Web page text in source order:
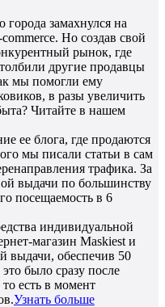
замахнулся на
Но создав свой
рынок, где
другие продавцы
мы помогли ему
в разы увеличить
Читайте в нашем
ее блога, где продаются
мы писали статьи в сам
трафика. За
выдачи по большинству
посещаемость в 6
индивидуальной
магазин Maskiest и
выдачи, обеспечив 50
было сразу после
есть в момент
Узнать больше